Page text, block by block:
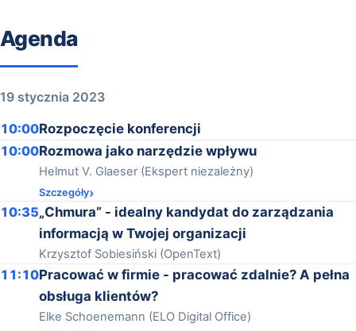
Agenda
19 stycznia 2023
10:00Rozpoczęcie konferencji
10:00Rozmowa jako narzędzie wpływu
Helmut V. Glaeser (Ekspert niezależny)
Szczegóły
10:35„Chmura” - idealny kandydat do zarządzania
informacją w Twojej organizacji
Krzysztof Sobiesiński (OpenText)
11:10Pracować w firmie - pracować zdalnie? A pełna
obsługa klientów?
Elke Schoenemann (ELO Digital Office)